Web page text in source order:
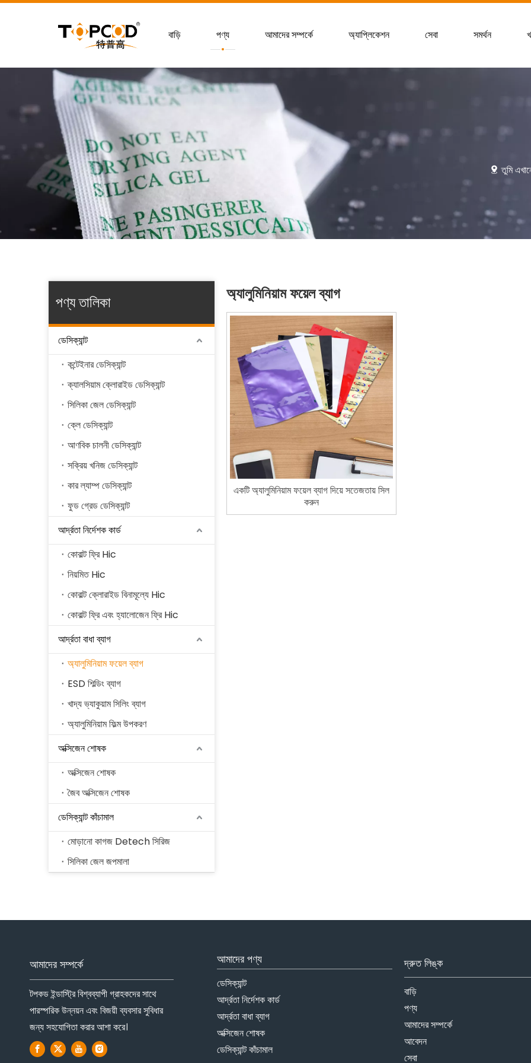
বাড়ি পণ্য আমাদের সম্পর্কে অ্যাপ্লিকেশন সেবা সমর্থন
তুমি
পণ্য তালিকা
ডেসিক্যান্ট
কন্টেইনার ডেসিক্যান্ট
ক্যালসিয়াম ক্লোরাইড ডেসিক্যান্ট
সিলিকা জেল ডেসিক্যান্ট
ক্লে ডেসিক্যান্ট
আণবিক চালনী ডেসিক্যান্ট
সক্রিয় খনিজ ডেসিক্যান্ট
কার ল্যাম্প ডেসিক্যান্ট
ফুড গ্রেড ডেসিক্যান্ট
আর্দ্রতা নির্দেশক কার্ড
কোবাল্ট ফ্রি Hic
নিয়মিত Hic
কোবাল্ট ক্লোরাইড বিনামূল্যে Hic
কোবাল্ট ফ্রি এবং হ্যালোজেন ফ্রি Hic
আর্দ্রতা বাধা ব্যাগ
অ্যালুমিনিয়াম ফয়েল ব্যাগ
ESD শিল্ডিং ব্যাগ
খাদ্য ভ্যাকুয়াম সিলিং ব্যাগ
অ্যালুমিনিয়াম ফিল্ম উপকরণ
অক্সিজেন শোষক
অক্সিজেন শোষক
জৈব অক্সিজেন শোষক
ডেসিক্যান্ট কাঁচামাল
মোড়ানো কাগজ Detech সিরিজ
সিলিকা জেল জপমালা
অ্যালুমিনিয়াম ফয়েল ব্যাগ
একটি অ্যালুমিনিয়াম ফয়েল ব্যাগ দিয়ে সতেজতায় সিল
করুন
আমাদের সম্পর্কে
টপকড ইন্ডাস্ট্রি বিশ্বব্যাপী গ্রাহকদের সাথে
পারস্পরিক উন্নয়ন এবং বিজয়ী ব্যবসার সুবিধার
জন্য সহযোগিতা করার আশা করে।
আমাদের পণ্য
ডেসিক্যান্ট
আর্দ্রতা নির্দেশক কার্ড
আর্দ্রতা বাধা ব্যাগ
অক্সিজেন শোষক
ডেসিক্যান্ট কাঁচামাল
দ্রুত লিঙ্ক
বাড়ি
পণ্য
আমাদের সম্পর্কে
আবেদন
সেবা